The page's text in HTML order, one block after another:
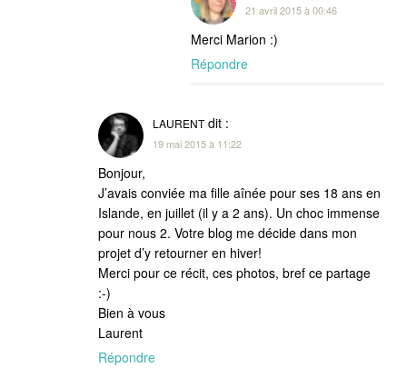
21 avril 2015 à 00:46
Merci Marion :)
Répondre
LAURENT dit :
19 mai 2015 à 11:22
Bonjour,
J’avais conviée ma fille aînée pour ses 18 ans en
Islande, en juillet (il y a 2 ans). Un choc immense
pour nous 2. Votre blog me décide dans mon
projet d’y retourner en hiver!
Merci pour ce récit, ces photos, bref ce partage
:-)
Bien à vous
Laurent
Répondre